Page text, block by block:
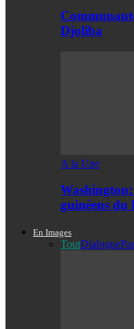
Djoliba
A la Une
guinéens du
En Images
ToutDialogue